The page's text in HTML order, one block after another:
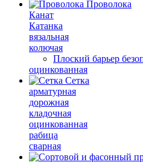
Проволока
Канат
Катанка
вязальная
колючая
Плоский барьер
оцинкованная
Сетка
арматурная
дорожная
кладочная
оцинкованная
рабица
сварная